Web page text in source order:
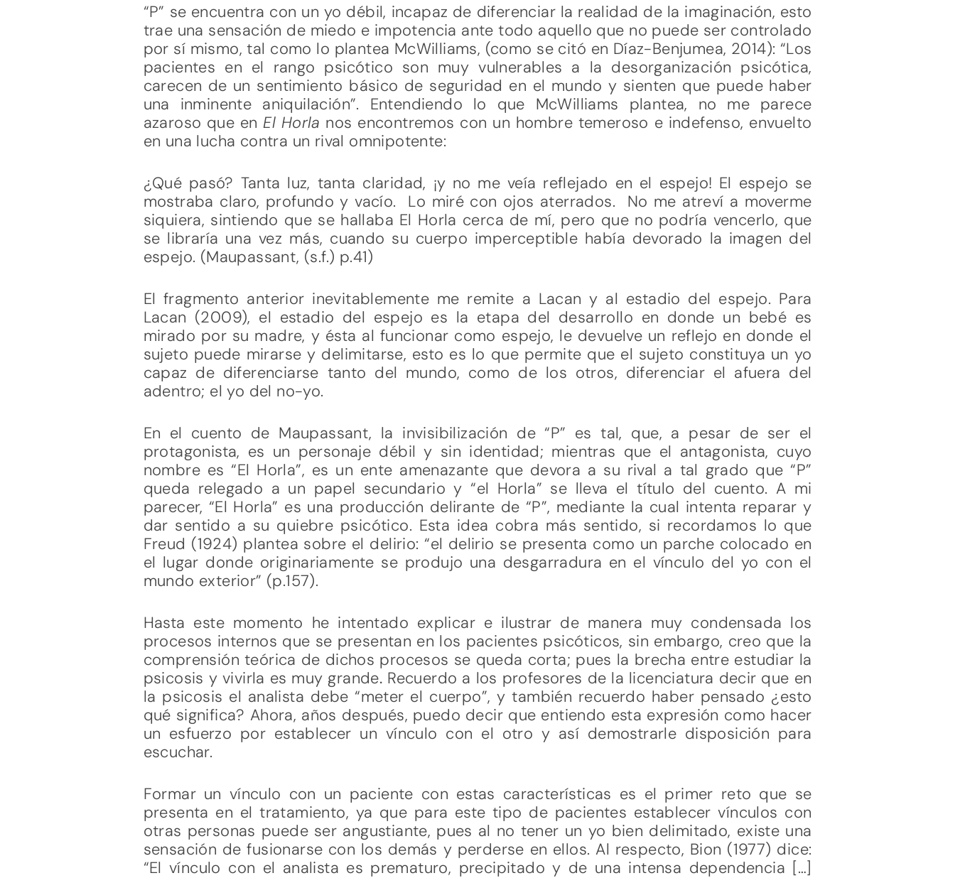
“P” se encuentra con un yo débil, incapaz de diferenciar la realidad de la imaginación, esto
trae una sensación de miedo e impotencia ante todo aquello que no puede ser controlado
por sí mismo, tal como lo plantea McWilliams, (como se citó en Díaz-Benjumea, 2014): “Los
pacientes en el rango psicótico son muy vulnerables a la desorganización psicótica,
carecen de un sentimiento básico de seguridad en el mundo y sienten que puede haber
una inminente aniquilación”. Entendiendo lo que McWilliams plantea, no me parece
azaroso que enEl Horla nos encontremos con un hombre temeroso e indefenso, envuelto
en una lucha contra un rival omnipotente:
¿Qué pasó? Tanta luz, tanta claridad, ¡y no me veía reflejado en el espejo! El espejo se
mostraba claro, profundo y vacío. Lo miré con ojos aterrados. No me atreví a moverme
siquiera, sintiendo que se hallaba El Horla cerca de mí, pero que no podría vencerlo, que
se libraría una vez más, cuando su cuerpo imperceptible había devorado la imagen del
espejo. (Maupassant, (s.f.) p.41)
El fragmento anterior inevitablemente me remite a Lacan y al estadio del espejo. Para
Lacan (2009), el estadio del espejo es la etapa del desarrollo en donde un bebé es
mirado por su madre, y ésta al funcionar como espejo, le devuelve un reflejo en donde el
sujeto puede mirarse y delimitarse, esto es lo que permite que el sujeto constituya un yo
capaz de diferenciarse tanto del mundo, como de los otros, diferenciar el afuera del
adentro; el yo del no-yo.
En el cuento de Maupassant, la invisibilización de “P” es tal, que, a pesar de ser el
protagonista, es un personaje débil y sin identidad; mientras que el antagonista, cuyo
nombre es “El Horla”, es un ente amenazante que devora a su rival a tal grado que “P”
queda relegado a un papel secundario y “el Horla” se lleva el título del cuento. A mi
parecer, “El Horla” es una producción delirante de “P”, mediante la cual intenta reparar y
dar sentido a su quiebre psicótico. Esta idea cobra más sentido, si recordamos lo que
Freud (1924) plantea sobre el delirio: “el delirio se presenta como un parche colocado en
el lugar donde originariamente se produjo una desgarradura en el vínculo del yo con el
mundo exterior” (p.157).
Hasta este momento he intentado explicar e ilustrar de manera muy condensada los
procesos internos que se presentan en los pacientes psicóticos, sin embargo, creo que la
comprensión teórica de dichos procesos se queda corta; pues la brecha entre estudiar la
psicosis y vivirla es muy grande. Recuerdo a los profesores de la licenciatura decir que en
la psicosis el analista debe “meter el cuerpo”, y también recuerdo haber pensado ¿esto
qué significa? Ahora, años después, puedo decir que entiendo esta expresión como hacer
un esfuerzo por establecer un vínculo con el otro y así demostrarle disposición para
escuchar.
Formar un vínculo con un paciente con estas características es el primer reto que se
presenta en el tratamiento, ya que para este tipo de pacientes establecer vínculos con
otras personas puede ser angustiante, pues al no tener un yo bien delimitado, existe una
sensación de fusionarse con los demás y perderse en ellos. Al respecto, Bion (1977) dice:
“El vínculo con el analista es prematuro, precipitado y de una intensa dependencia […]